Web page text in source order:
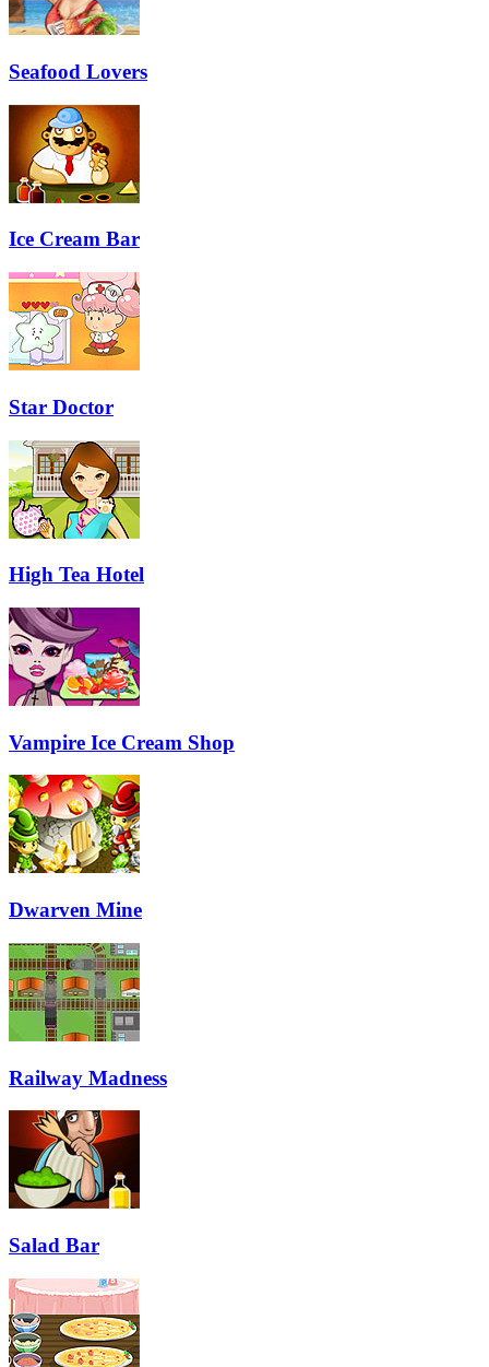
Seafood Lovers
Ice Cream Bar
Star Doctor
High Tea Hotel
Vampire Ice Cream Shop
Dwarven Mine
Railway Madness
Salad Bar